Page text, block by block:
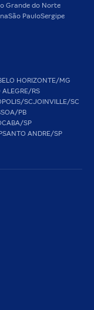
Grande do Norte
São PauloSergipe
HORIZONTE/MG
ALEGRE/RS
SCJOINVILLE/SC
PB
SP
SANTO ANDRE/SP